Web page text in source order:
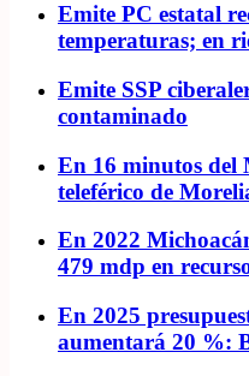
Emite PC estatal
temperaturas; en
Emite SSP
contaminado
En 16 minutos del
teleférico de
En 2022
479 mdp en
En 2025
aumentará 20 %: